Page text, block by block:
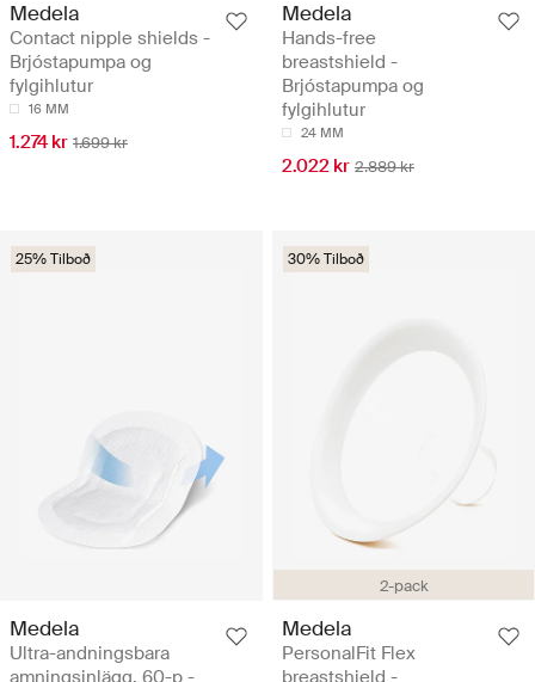
Medela
Contact nipple shields -
Brjóstapumpa og
fylgihlutur
16 MM
1.274 kr 1.699 kr
Medela
Hands-free
breastshield -
Brjóstapumpa og
fylgihlutur
24 MM
2.022 kr 2.889 kr
25% Tilboð
Medela
Ultra-andningsbara
amningsinlägg, 60-p -
2-pack
30% Tilboð
Medela
PersonalFit Flex
breastshield -